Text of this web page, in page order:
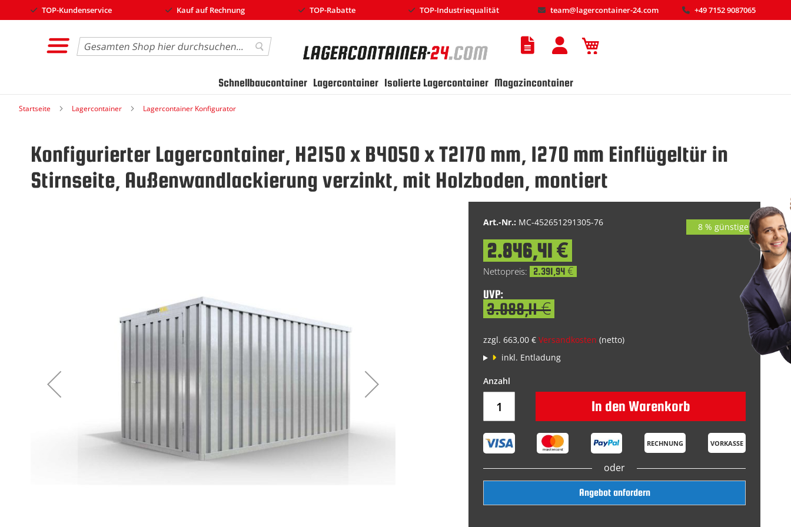
TOP-Kundenservice Kauf auf Rechnung TOP-Rabatte TOP-Industriequalität team@lagercontainer-24.com +49 7152 9087065
Search
Schnellbaucontainer Lagercontainer Isolierte Lagercontainer Magazincontainer
Startseite Lagercontainer Lagercontainer Konfigurator
Konfigurierter Lagercontainer, H2150 x B4050 x T2170 mm, 1270 mm Einflügeltür in
Stirnseite, Außenwandlackierung verzinkt, mit Holzboden, montiert
Art.-Nr.: MC-452651291305-76
Special
Price
2.846,41 €
2.391,94 €
UVP:
3.088,11 €
zzgl. 663,00 € Versandkosten (netto)
inkl. Entladung
In den Warenkorb
RECHNUNG VORKASSE
oder
Angebot anfordern
8 % günstiger